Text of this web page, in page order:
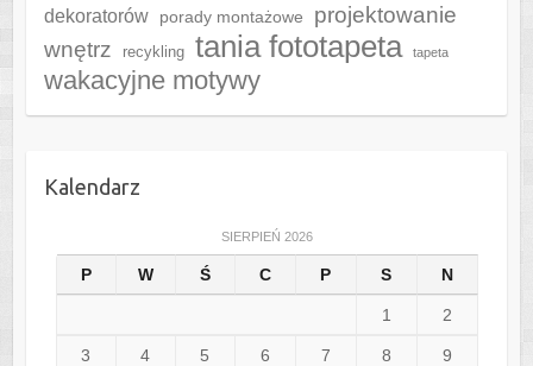
dekoratorów
porady montażowe
projektowanie
wnętrz
recykling tania fototapeta tapeta
wakacyjne motywy
Kalendarz
SIERPIEŃ 2026
P W Ś C P S N
1 2
3 4 5 6 7 8 9